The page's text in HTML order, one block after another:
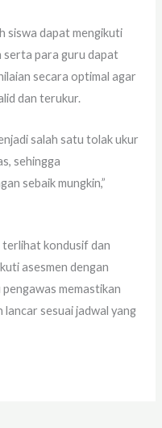
siswa dapat mengikuti
serta para guru dapat
secara optimal agar
dan terukur.
salah satu tolak ukur
sehingga
sebaik mungkin,”
terlihat kondusif dan
asesmen dengan
memastikan
sesuai jadwal yang